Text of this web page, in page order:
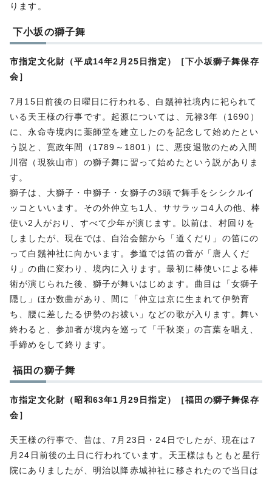
ります。
下小坂の獅子舞
市指定文化財（平成14年2月25日指定）［下小坂獅子舞保存
会］
7月15日前後の日曜日に行われる、白鬚神社境内に祀られて
いる天王様の行事です。起源については、元禄3年（1690）
に、永命寺境内に薬師堂を建立したのを記念して始めたとい
う説と、寛政年間（1789～1801）に、悪疫退散のため入間
川宿（現狭山市）の獅子舞に習って始めたという説がありま
す。
獅子は、大獅子・中獅子・女獅子の3頭で舞手をシシクルイ
ッコといいます。その外仲立ち1人、ササラッコ4人の他、棒
使い2人がおり、すべて少年が演じます。以前は、村回りを
しましたが、現在では、自治会館から「道くだり」の笛にの
って白鬚神社に向かいます。参道では笛の音が「唐人くだ
り」の曲に変わり、境内に入ります。最初に棒使いによる棒
術が演じられた後、獅子が舞いはじめます。曲目は「女獅子
隠し」ほか数曲があり、間に「仲立は京に生まれて伊勢育
ち、腰に差したる伊勢のお祓い」などの歌が入ります。舞い
終わると、参加者が境内を巡って「千秋楽」の言葉を唱え、
手締めをして終ります。
福田の獅子舞
市指定文化財（昭和63年1月29日指定）［福田の獅子舞保存
会］
天王様の行事で、昔は、7月23日・24日でしたが、現在は7
月24日前後の土日に行われています。天王様はもともと星行
院にありましたが、明治以降赤城神社に移されたので当日は